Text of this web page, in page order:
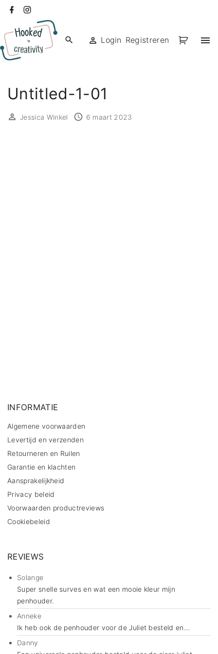
de
inhoud
facebook
Login Registreren
Untitled-1-01
Jessica Winkel 6 maart 2023
INFORMATIE
Algemene voorwaarden
Levertijd en verzenden
Retourneren en Ruilen
Garantie en klachten
Aansprakelijkheid
Privacy beleid
Voorwaarden productreviews
Cookiebeleid
REVIEWS
Solange
Super snelle surves en wat een mooie kleur mijn
penhouder.
Anneke
Ik heb ook de penhouder voor de Juliet besteld en...
Danny